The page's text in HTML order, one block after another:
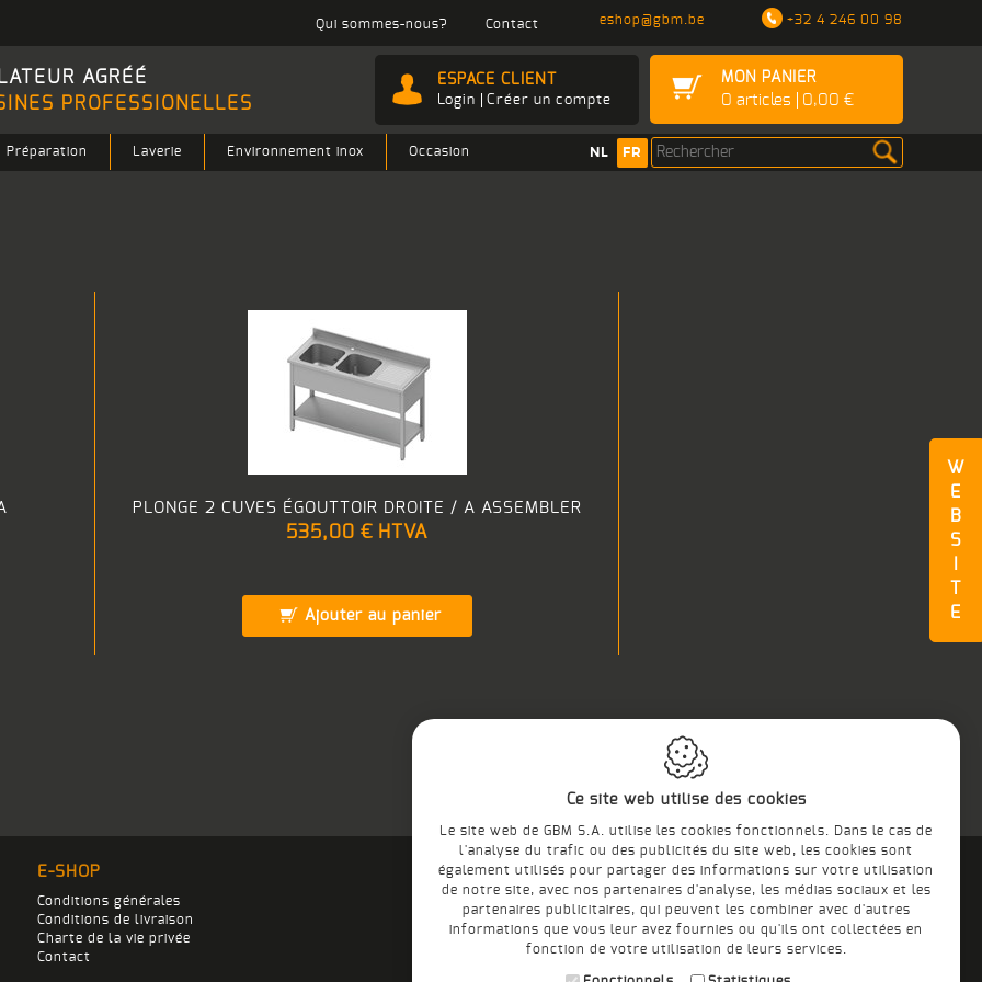
W
E
B
S
E
Qui sommes-nous? Contact eshop@gbm.be +32 4 246 00 98
AGRÉÉ
PROFESSIONELLES
ESPACE CLIENT
Login Créer un compte
MON PANIER
0 articles 0,00 €
Préparation Laverie Environnement inox Occasion NL FR
PLONGE 2 CUVES ÉGOUTTOIR DROITE / A ASSEMBLER
535,00 € HTVA
Ajouter au panier
E-SHOP
Conditions générales
Conditions de livraison
Charte de la vie privée
Contact
Ce site web utilise des cookies
Le site web de GBM S.A. utilise les cookies fonctionnels. Dans le cas de
l'analyse du trafic ou des publicités du site web, les cookies sont
également utilisés pour partager des informations sur votre utilisation
de notre site, avec nos partenaires d'analyse, les médias sociaux et les
partenaires publicitaires, qui peuvent les combiner avec d'autres
informations que vous leur avez fournies ou qu'ils ont collectées en
fonction de votre utilisation de leurs services.